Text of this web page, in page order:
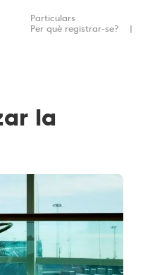
Particulars
Per què registrar-se?
la